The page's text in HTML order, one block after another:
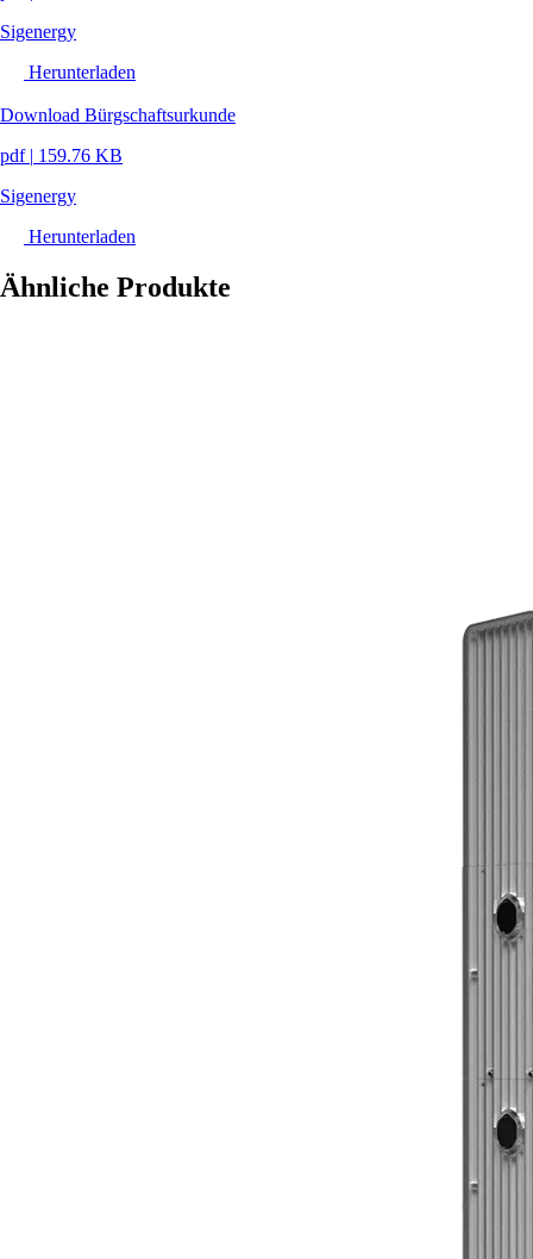
Sigenergy
Herunterladen
Download Bürgschaftsurkunde
pdf | 159.76 KB
Sigenergy
Herunterladen
Ähnliche Produkte